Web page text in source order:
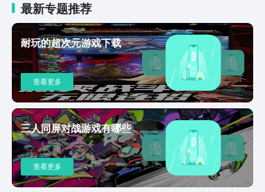
一定技巧，这样才可以保证自己的胜率。对手在前期的时
候本身的实力并不算强，玩家们只要熟悉游戏的规则后便
可以轻松的将其战胜。之后随着关卡的推进，对手将会越
来越难对付，每一关都需要我们仔细斟酌之后才能够找到
获胜的点。在中期之后，我们所遇到的小游戏的种类将会
变多，并且游戏的规则也开始变得越来越复杂，玩家们这
个时候千万不要着急，先去仔细的研读规则，这样才可以
提高自身的胜率。上面这些便是关于BuckshotRoulette手
游下载的介绍和游戏基本的说明。这款游戏本身所需要的
内存并不是很大，但是游戏的可玩性却非常高，玩家们需
要不断的进行思考才可以获得最后的胜利。
最新专题推荐
耐玩的超次元游戏下载
查看更多
三人同屏对战游戏有哪些
查看更多